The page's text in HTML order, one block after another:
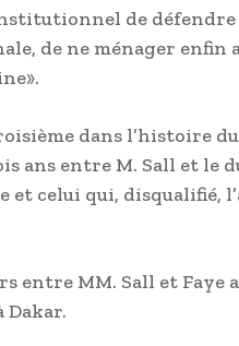
de
de ne ménager enfin
dans l’histoire du
ans entre M. Sall et le
celui qui, disqualifié,
entre MM. Sall et Faye
Dakar.